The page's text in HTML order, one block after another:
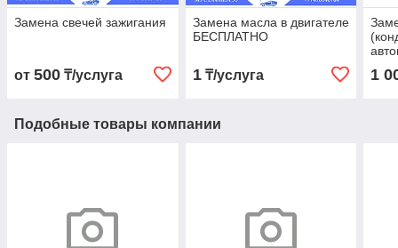
Замена свечей зажигания
от 500 ₸/услуга
Замена масла в двигателе
БЕСПЛАТНО
1₸/услуга 1
Подобные товары компании